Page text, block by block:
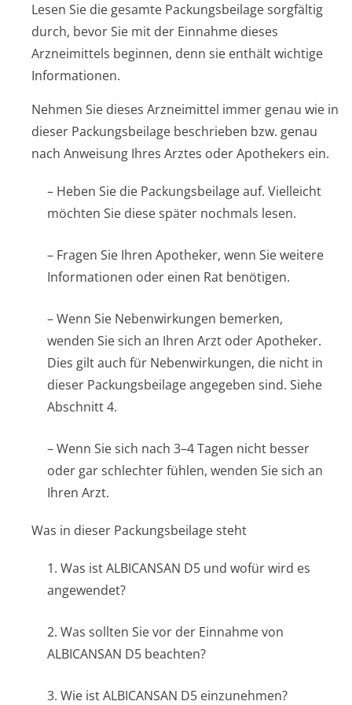
Lesen Sie die gesamte Packungsbeilage sorgfältig
durch, bevor Sie mit der Einnahme dieses
Arzneimittels beginnen, denn sie enthält wichtige
Informationen.
Nehmen Sie dieses Arzneimittel immer genau wie in
dieser Packungsbeilage beschrieben bzw. genau
nach Anweisung Ihres Arztes oder Apothekers ein.
– Heben Sie die Packungsbeilage auf. Vielleicht
möchten Sie diese später nochmals lesen.
– Fragen Sie Ihren Apotheker, wenn Sie weitere
Informationen oder einen Rat benötigen.
– Wenn Sie Nebenwirkungen bemerken,
wenden Sie sich an Ihren Arzt oder Apotheker.
Dies gilt auch für Nebenwirkungen, die nicht in
dieser Packungsbeilage angegeben sind. Siehe
Abschnitt 4.
– Wenn Sie sich nach 3–4 Tagen nicht besser
oder gar schlechter fühlen, wenden Sie sich an
Ihren Arzt.
Was in dieser Packungsbeilage steht
1. Was ist ALBICANSAN D5 und wofür wird es
angewendet?
2. Was sollten Sie vor der Einnahme von
ALBICANSAN D5 beachten?
3. Wie ist ALBICANSAN D5 einzunehmen?